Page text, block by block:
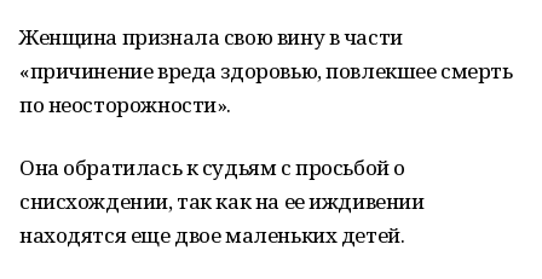
Женщина признала свою вину в части
«причинение вреда здоровью, повлекшее смерть
по неосторожности».
Она обратилась к судьям с просьбой о
снисхождении, так как на ее иждивении
находятся еще двое маленьких детей.